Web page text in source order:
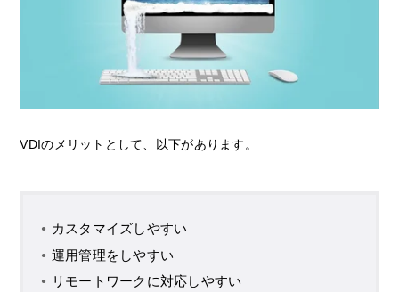
VDIのメリットとして、以下があります。
カスタマイズしやすい
運用管理をしやすい
リモートワークに対応しやすい